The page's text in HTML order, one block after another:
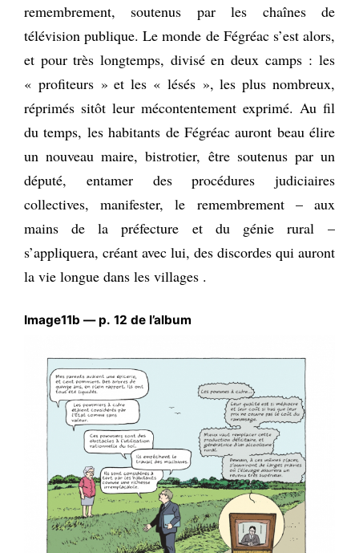
remembrement, soutenus par les chaînes de
télévision publique. Le monde de Fégréac s’est alors,
et pour très longtemps, divisé en deux camps : les
« profiteurs » et les « lésés », les plus nombreux,
réprimés sitôt leur mécontentement exprimé. Au fil
du temps, les habitants de Fégréac auront beau élire
un nouveau maire, bistrotier, être soutenus par un
député, entamer des procédures judiciaires
collectives, manifester, le remembrement – aux
mains de la préfecture et du génie rural –
s’appliquera, créant avec lui, des discordes qui auront
la vie longue dans les villages .
Image11b — p. 12 de l’album